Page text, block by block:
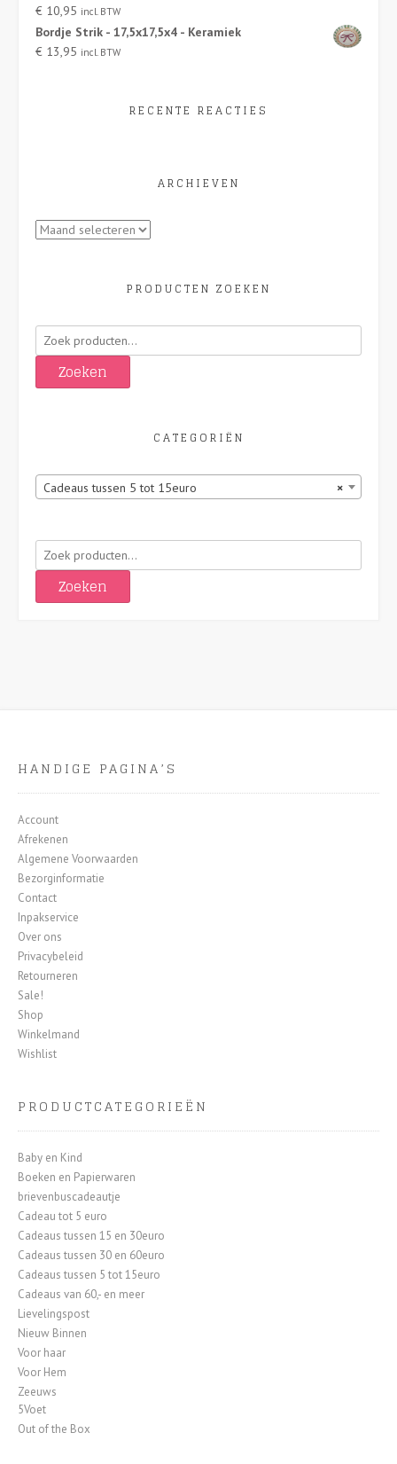
€ 10,95 incl. BTW
Bordje Strik - 17,5x17,5x4 - Keramiek
€ 13,95 incl. BTW
RECENTE REACTIES
ARCHIEVEN
Archieven
PRODUCTEN ZOEKEN
Zoeken
naar:
Zoeken
CATEGORIËN
×
Cadeaus tussen 5 tot 15euro
Zoeken
naar:
Zoeken
HANDIGE PAGINA’S
Account
Afrekenen
Algemene Voorwaarden
Bezorginformatie
Contact
Inpakservice
Over ons
Privacybeleid
Retourneren
Sale!
Shop
Winkelmand
Wishlist
PRODUCTCATEGORIEËN
Baby en Kind
Boeken en Papierwaren
brievenbuscadeautje
Cadeau tot 5 euro
Cadeaus tussen 15 en 30euro
Cadeaus tussen 30 en 60euro
Cadeaus tussen 5 tot 15euro
Cadeaus van 60,- en meer
Lievelingspost
Nieuw Binnen
Voor haar
Voor Hem
Zeeuws
5Voet
Out of the Box